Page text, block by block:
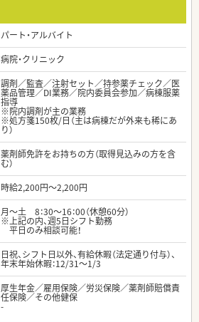
パート・アルバイト
病院・クリニック
調剤／監査／注射セット／持参薬チェック／医
薬品管理／DI業務／院内委員会参加／病棟服薬
指導
※院内調剤が主の業務
※処方箋150枚/日（主は病棟だが外来も稀にあ
り）
薬剤師免許をお持ちの方（取得見込みの方を含
む）
時給2,200円～2,200円
月～土 8：30～16：00（休憩60分）
※上記の内、週5日シフト勤務
平日のみ相談可能！
日祝、シフト日以外、有給休暇（法定通り付与）、
年末年始休暇：12/31～1/3
厚生年金／雇用保険／労災保険／薬剤師賠償責
任保険／その他健保
-